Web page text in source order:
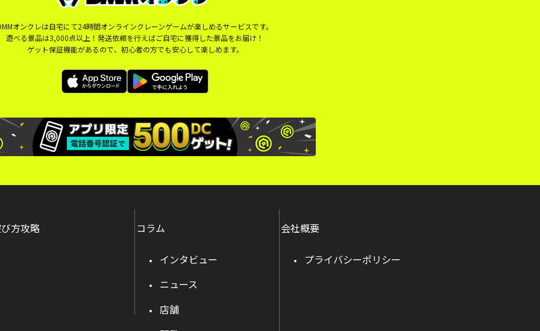
オンクレは自宅にて24時間オンラインクレーンゲームが楽しめるサービスです。
遊べる景品は3,000点以上！発送依頼を行えばご自宅に獲得した景品をお届け！
ゲット保証機能があるので、初心者の方でも安心して楽しめます。
方攻略 コラム
インタビュー
ニュース
店舗
会社概要
プライバシーポリシー